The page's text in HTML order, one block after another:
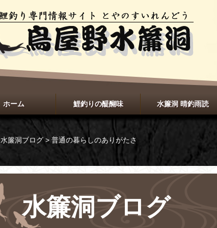
ホーム 鯉釣りの醍醐味 水簾洞 晴釣雨読
水簾洞ブログ> 普通の暮らしのありがたさ
水簾洞ブログ